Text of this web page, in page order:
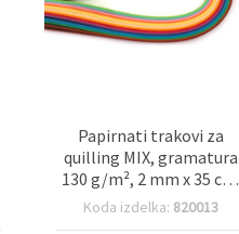
Papirnati trakovi za
quilling MIX, gramatura
130 g/m², 2 mm x 35 cm,
20 mešanih barv – paket
Koda izdelka: 820013